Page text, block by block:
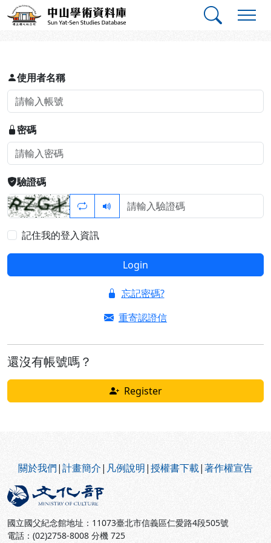
跳到主要內容
中山學術資料庫
登入
使用者名稱
密碼
驗證碼
記住我的登入資訊
Login
忘記密碼?
重寄認證信
還沒有帳號嗎？
Register
關於我們|計畫簡介| 凡例說明|授權書下載|著作權宣告
國立國父紀念館地址：11073臺北市信義區仁愛路4段505號
電話：(02)2758-8008 分機 725